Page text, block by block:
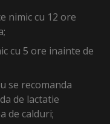
nimic cu 12 ore
cu 5 ore inainte de
se recomanda
de lactatie
de calduri;